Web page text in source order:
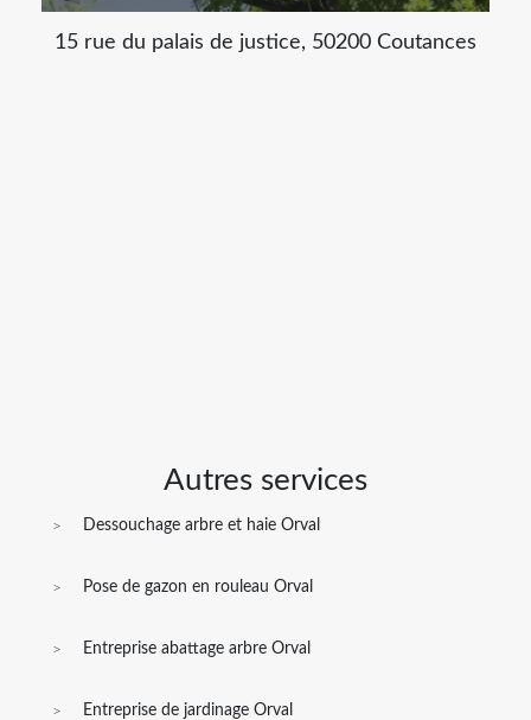
15 rue du palais de justice, 50200 Coutances
Autres services
Dessouchage arbre et haie Orval
Pose de gazon en rouleau Orval
Entreprise abattage arbre Orval
Entreprise de jardinage Orval